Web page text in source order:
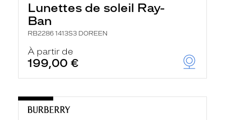
Lunettes de soleil Ray-
Ban
RB2286 1413S3 DOREEN
À partir de
199,00 €